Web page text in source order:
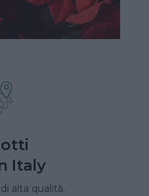
Italy
alta qualità.